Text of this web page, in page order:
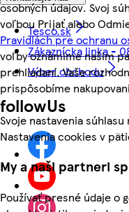
osobných údajov. Svoj
voľbou Prijať alebo
Pravidlách pre ochranu
voľby oznámime našim
prehliadaní. Vaše
prispôsobíme
Svoje nastavenia
Nastavenia cookies v
My a naši partneri
Používať presné údaje o
Tesco.sk
Zákaznícka linka -
Výber obchodu
followUs